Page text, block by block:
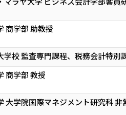
商学部 助教授
学校 監査専門課程、税務会計特別
商学部 教授
大学院国際マネジメント研究科 非